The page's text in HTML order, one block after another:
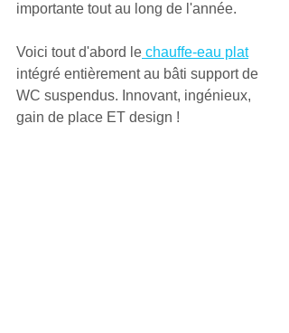
importante tout au long de l'année.
Voici tout d'abord le chauffe-eau plat
intégré entièrement au bâti support de
WC suspendus. Innovant, ingénieux,
gain de place ET design !